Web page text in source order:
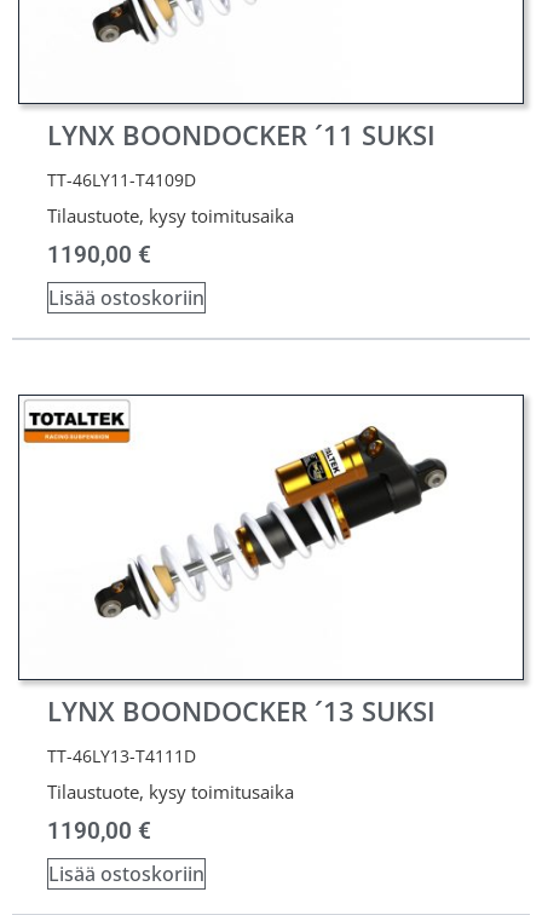
LYNX BOONDOCKER ´11 SUKSI
TT-46LY11-T4109D
Tilaustuote, kysy toimitusaika
1190,00 €
Lisää ostoskoriin
LYNX BOONDOCKER ´13 SUKSI
TT-46LY13-T4111D
Tilaustuote, kysy toimitusaika
1190,00 €
Lisää ostoskoriin